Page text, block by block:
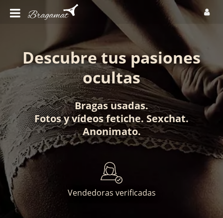
Descubre tus pasiones
ocultas
Bragas usadas.
Fotosyvídeos fetiche. Sexchat.
Anonimato.
Vendedoras verificadas